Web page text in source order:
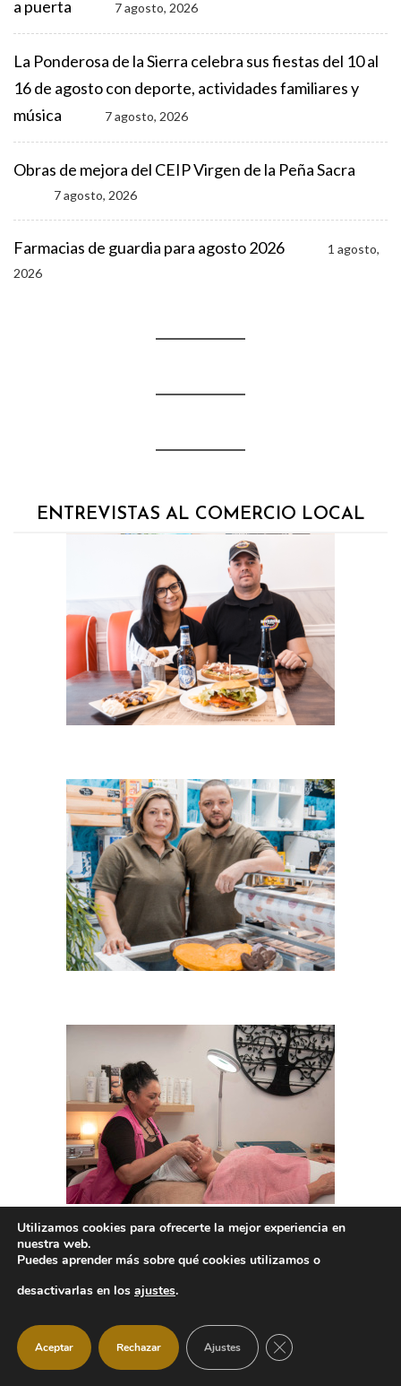
a puerta
7 agosto, 2026
La Ponderosa de la Sierra celebra sus fiestas del 10 al
16 de agosto con deporte, actividades familiares y
música
7 agosto, 2026
Obras de mejora del CEIP Virgen de la Peña Sacra
7 agosto, 2026
Farmacias de guardia para agosto 2026
1 agosto,
2026
ENTREVISTAS AL COMERCIO LOCAL
Utilizamos cookies para ofrecerte la mejor experiencia en
nuestra web.
Puedes aprender más sobre qué cookies utilizamos o
desactivarlas en los ajustes.
Aceptar Rechazar Ajustes CERRAR EL